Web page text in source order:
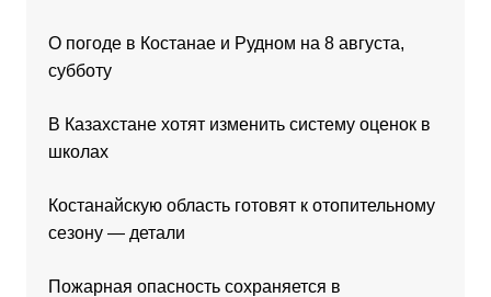
О погоде в Костанае и Рудном на 8 августа,
субботу
В Казахстане хотят изменить систему оценок в
школах
Костанайскую область готовят к отопительному
сезону — детали
Пожарная опасность сохраняется в